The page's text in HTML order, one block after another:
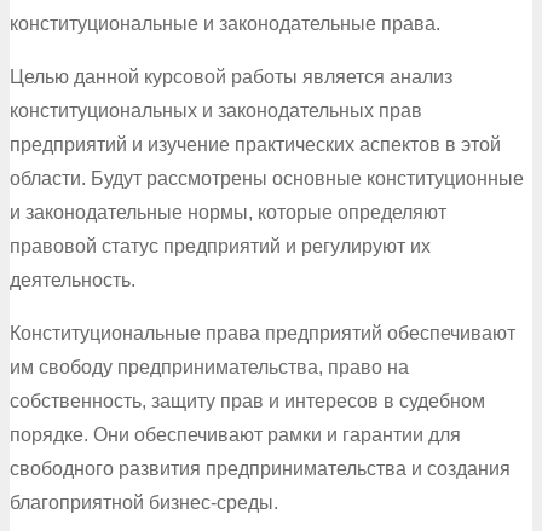
конституциональные и законодательные права.
Целью данной курсовой работы является анализ
конституциональных и законодательных прав
предприятий и изучение практических аспектов в этой
области. Будут рассмотрены основные конституционные
и законодательные нормы, которые определяют
правовой статус предприятий и регулируют их
деятельность.
Конституциональные права предприятий обеспечивают
им свободу предпринимательства, право на
собственность, защиту прав и интересов в судебном
порядке. Они обеспечивают рамки и гарантии для
свободного развития предпринимательства и создания
благоприятной бизнес-среды.